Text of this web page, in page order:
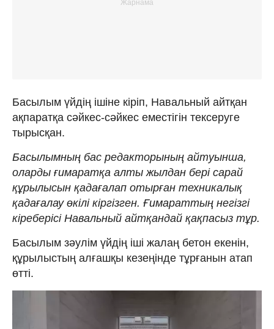
Басылым үйдің ішіне кіріп, Навальный айтқан
ақпаратқа сәйкес-сәйкес еместігін тексеруге
тырысқан.
Басылымның бас редакторының айтуынша,
оларды ғимаратқа алты жылдан бері сарай
құрылысын қадағалап отырған техникалық
қадағалау өкілі кіргізген. Ғимараттың негізгі
кіреберісі Навальный айтқандай қақпасыз тұр.
Басылым зәулім үйдің іші жалаң бетон екенін,
құрылыстың алғашқы кезеңінде тұрғанын атап
өтті.